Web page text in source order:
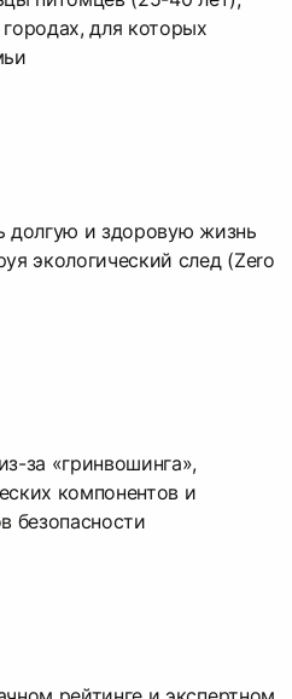
для которых
долгую и здоровую жизнь
экологический след (Zero
за «гринвошинга»,
компонентов и
безопасности